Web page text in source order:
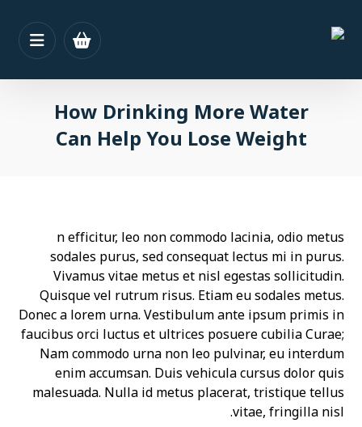
How Drinking More Water
Can Help You Lose Weight
n efficitur, leo non commodo lacinia, odio metus
sodales purus, sed consequat lectus mi in purus.
Vivamus vitae metus et nisl egestas sollicitudin.
Quisque vel rutrum risus. Etiam eu sodales metus.
Donec a lorem urna. Vestibulum ante ipsum primis in
faucibus orci luctus et ultrices posuere cubilia Curae;
Nam commodo urna non leo pulvinar, eu interdum
enim accumsan. Duis vehicula cursus dolor quis
malesuada. Nulla id metus placerat, tristique tellus
vitae, fringilla nisl.